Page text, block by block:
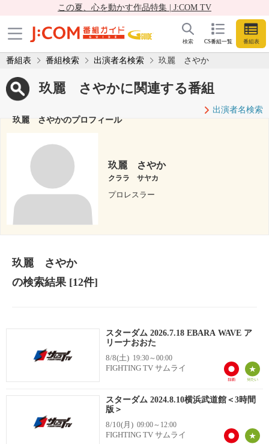
この夏、心を動かす作品特集 | J:COM TV
CS番組一覧 番組表
検索
番組表 番組検索 出演者名検索 玖麗 さやか
玖麗 さやかに関連する番組
出演者名検索
玖麗 さやかのプロフィール
玖麗 さやか
クララ サヤカ
プロレスラー
玖麗 さやか
の検索結果[12件]
スターダム 2026.7.18 EBARA WAVE ア
リーナおおた
8/8(土) 19:30～00:00
FIGHTING TV サムライ
スターダム 2024.8.10横浜武道館＜3時間
版＞
8/10(月) 09:00～12:00
FIGHTING TV サムライ